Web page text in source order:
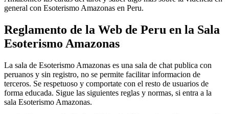
general con Esoterismo Amazonas en Peru.
Reglamento de la Web de Peru en la Sala
Esoterismo Amazonas
La sala de Esoterismo Amazonas es una sala de chat publica con
peruanos y sin registro, no se permite facilitar informacion de
terceros. Se respetuoso y comportate con el resto de usuarios de
forma educada. Sigue las siguientes reglas y normas, si entra a la
sala Esoterismo Amazonas.